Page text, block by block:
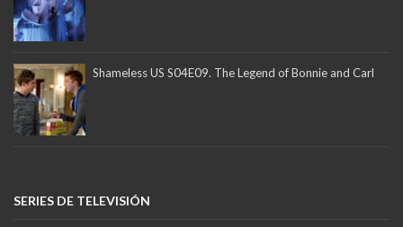
Shameless US S04E09. The Legend of Bonnie and Carl
SERIES DE TELEVISIÓN